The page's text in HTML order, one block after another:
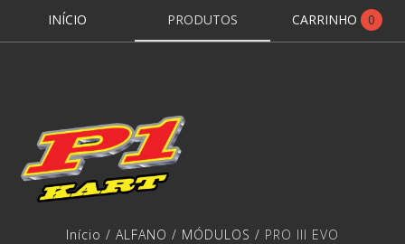
INÍCIO PRODUTOS CARRINHO 0
Início / ALFANO / MÓDULOS / PRO III EVO